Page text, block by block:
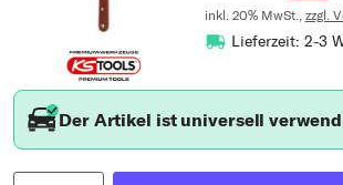
inkl. 20% MwSt., zzgl.
Lieferzeit: 2-3
Der Artikel ist universell